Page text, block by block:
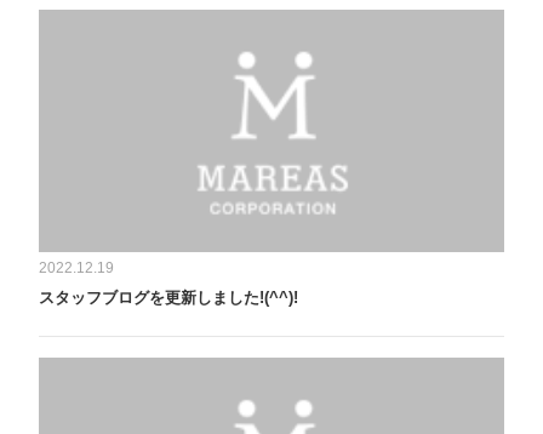
2022.12.19
スタッフブログを更新しました!(^^)!